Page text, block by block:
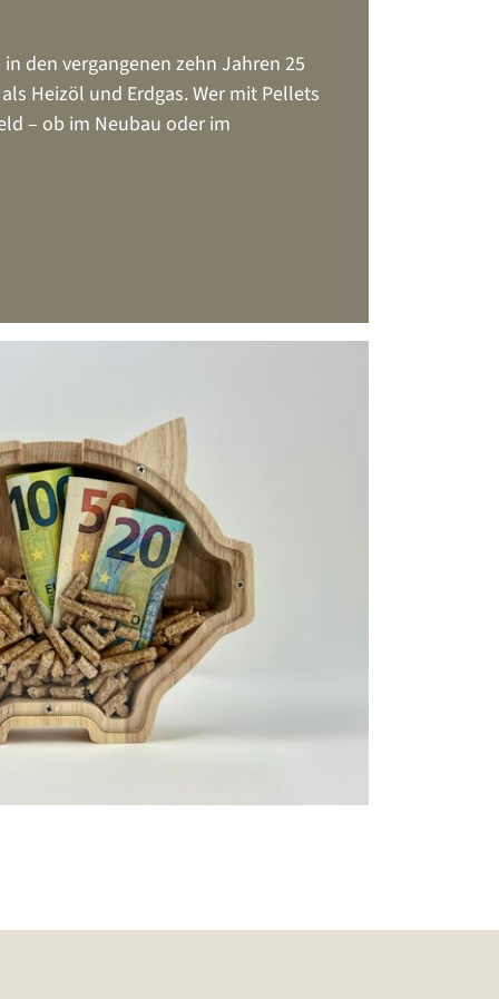
den vergangenen zehn Jahren 25
Heizöl und Erdgas. Wer mit Pellets
– ob im Neubau oder im